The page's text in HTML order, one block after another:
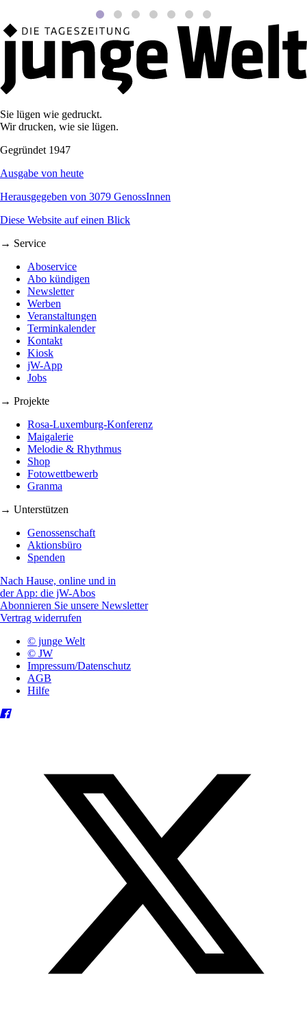
Sie lügen wie gedruckt.
Wir drucken, wie sie lügen.
Gegründet 1947
Ausgabe von heute
Herausgegeben von 3079 GenossInnen
Diese Website auf einen Blick
→ Service
Aboservice
Abo kündigen
Newsletter
Werben
Veranstaltungen
Terminkalender
Kontakt
Kiosk
jW-App
Jobs
→ Projekte
Rosa-Luxemburg-Konferenz
Maigalerie
Melodie & Rhythmus
Shop
Fotowettbewerb
Granma
→ Unterstützen
Genossenschaft
Aktionsbüro
Spenden
Nach Hause, online und in
der App: die jW-Abos
Abonnieren Sie unsere Newsletter
Vertrag widerrufen
© junge Welt
© JW
Impressum/Datenschutz
AGB
Hilfe